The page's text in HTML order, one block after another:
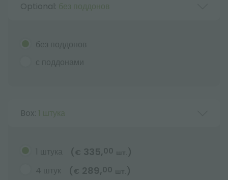
Optional: без поддонов
без поддонов
с поддонами
Box: 1 штука
1 штука ( € 335,00 шт. )
4 штук
( € 289,00 шт. )